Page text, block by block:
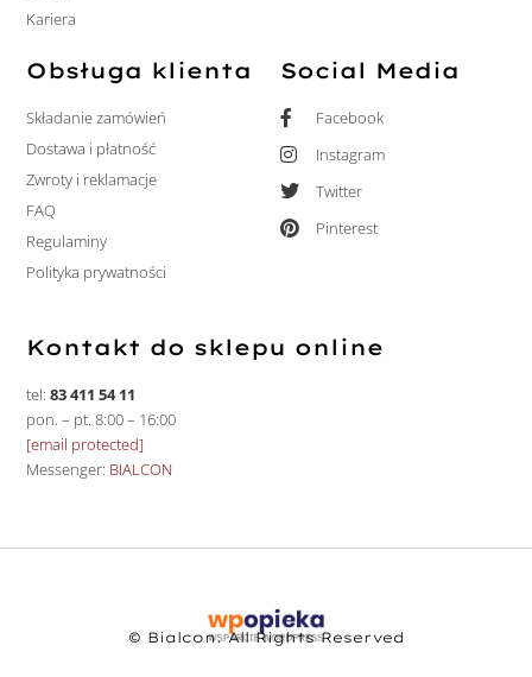
Kariera
Obsługa klienta
Składanie zamówień
Dostawa i płatność
Zwroty i reklamacje
FAQ
Regulaminy
Polityka prywatności
Social Media
Facebook
Instagram
Twitter
Pinterest
Kontakt do sklepu online
tel: 83 411 54 11
pon. – pt. 8:00 – 16:00
[email protected]
Messenger: BIALCON
© Bialcon. All Rights Reserved